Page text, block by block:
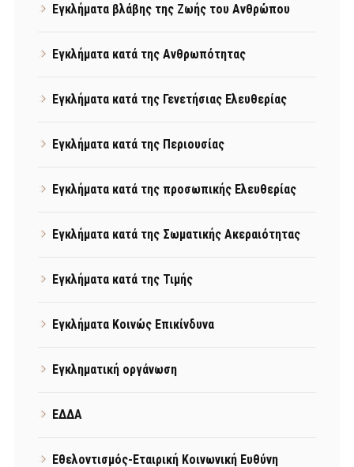
Εγκλήματα βλάβης της Ζωής του Ανθρώπου
Εγκλήματα κατά της Ανθρωπότητας
Εγκλήματα κατά της Γενετήσιας Ελευθερίας
Εγκλήματα κατά της Περιουσίας
Εγκλήματα κατά της προσωπικής Ελευθερίας
Εγκλήματα κατά της Σωματικής Ακεραιότητας
Εγκλήματα κατά της Τιμής
Εγκλήματα Κοινώς Επικίνδυνα
Εγκληματική οργάνωση
ΕΔΔΑ
Εθελοντισμός-Εταιρική Κοινωνική Ευθύνη